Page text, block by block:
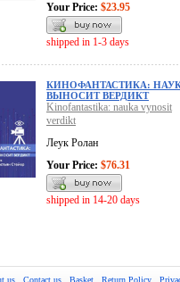
Your Price: $23.95
shipped in 1-3 days
КИНОФАНТАСТИКА:
ВЫНОСИТ ВЕРДИКТ
Kinofantastika: nauka vynosit
verdikt
Леук Ролан
Your Price: $76.31
shipped in 14-20 days
us Contact us Basket Return Policy